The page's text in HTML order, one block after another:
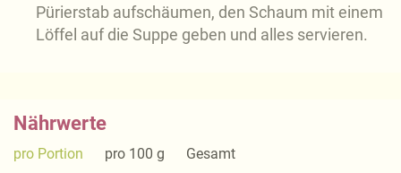
Pürierstab aufschäumen, den Schaum mit einem
Löffel auf die Suppe geben und alles servieren.
Nährwerte
pro Portion pro 100 g Gesamt